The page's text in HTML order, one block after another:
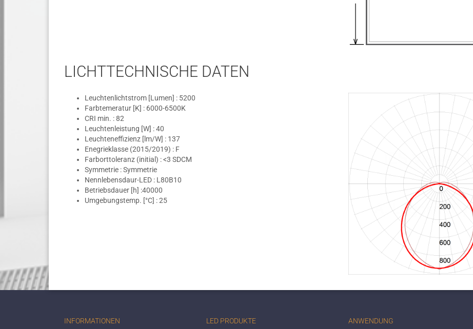
LICHTTECHNISCHE DATEN
Leuchtenlichtstrom [Lumen] : 5200
Farbtemeratur [K] : 6000-6500K
CRI min. : 82
Leuchtenleistung [W] : 40
Leuchteneffizienz [lm/W] : 137
Enegrieklasse (2015/2019) : F
Farborttoleranz (initial) : <3 SDCM
Symmetrie : Symmetrie
Nennlebensdaur-LED : L80B10
Betriebsdauer [h] :40000
Umgebungstemp. [°C] : 25
INFORMATIONEN LED PRODUKTE ANWENDUNG